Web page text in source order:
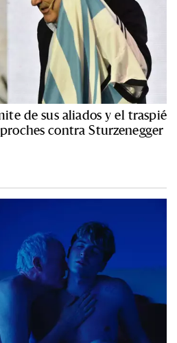
de sus aliados y el traspié
contra Sturzenegger